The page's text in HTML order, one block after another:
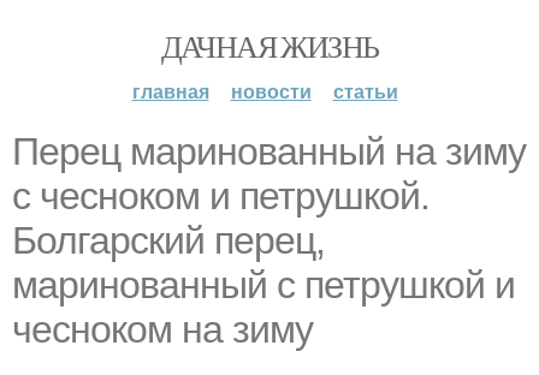
ДАЧНАЯ ЖИЗНЬ
главная новости статьи
Перец маринованный на зиму
с чесноком и петрушкой.
Болгарский перец,
маринованный с петрушкой и
чесноком на зиму